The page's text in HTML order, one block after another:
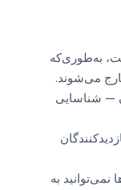
به‌طوری‌که
— شناسایی
به